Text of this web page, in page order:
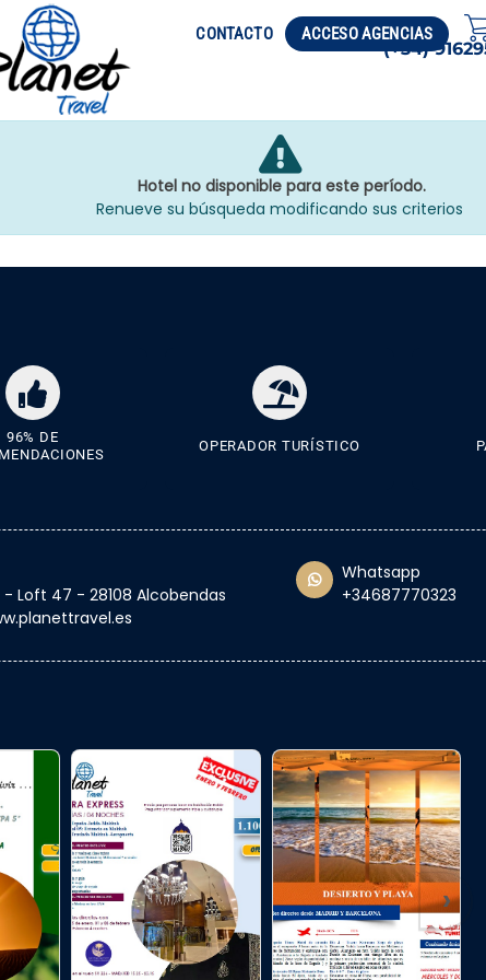
(+34)
CIRCUITOS CONTACTO ACCESO AGENCIAS
Hotel no disponible para este período.
Renueve su búsqueda modificando sus criterios
96% DE
OPERADOR TURÍSTICO
Loft 47 - 28108 Alcobendas
Whatsapp
+34687770323
›